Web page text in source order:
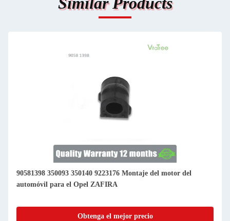
90581398 350093 350140 9223176 Montaje del motor del
automóvil para el Opel ZAFIRA
Obtenga el mejor precio